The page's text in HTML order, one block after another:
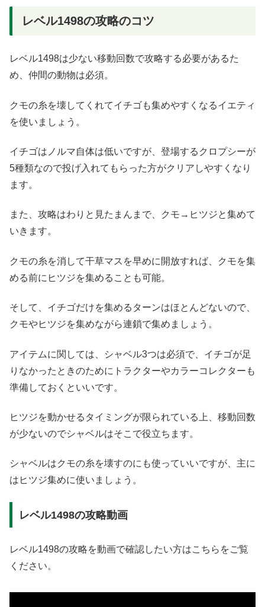
レベル1498の攻略のコツ
レベル1498は少ない移動回数で攻略する必要があるた
め、仲間の動物は必須。
クモの糸を壊してくれてイチゴも集めやすくなるイエティ
を使いましょう。
イチゴはノルマ自体は低いですが、登場するクロプシーが
5種類なので投げ入れてもらった方がクリアしやすくなり
ます。
また、攻略はわりと見たまんまで、クモ→ヒツジと集めて
いきます。
クモの糸を消して干草マスを早めに開放すれば、クモを集
める前にヒツジを集めることも可能。
そして、イチゴだけを集めるターンはほとんどないので、
クモやヒツジを集めながら連鎖で集めましょう。
アイテムに関しては、シャベル3つは必須で、イチゴが足
りなかったときのためにトラクターやカラーコレクターも
準備しておくといいです。
ヒツジを動かせるタイミングが限られている上、移動回数
が少ないのでシャベルはそこで役立ちます。
シャベルはクモの糸を壊すのにも使っていいですが、主に
はヒツジ集めに使いましょう。
レベル1498の攻略動画
レベル1498の攻略を動画で確認したい方はこちらをご覧
ください。